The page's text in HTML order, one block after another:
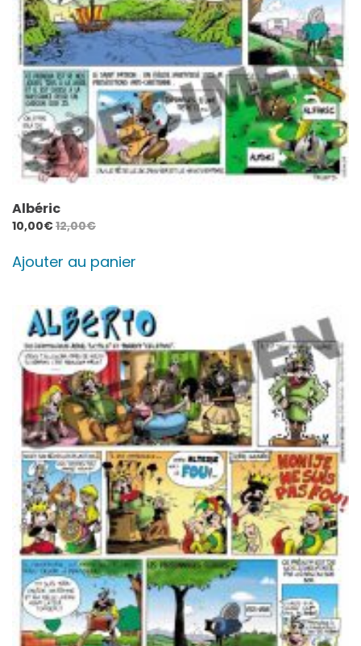
Albéric
10,00€12,00€
Ajouter au panier